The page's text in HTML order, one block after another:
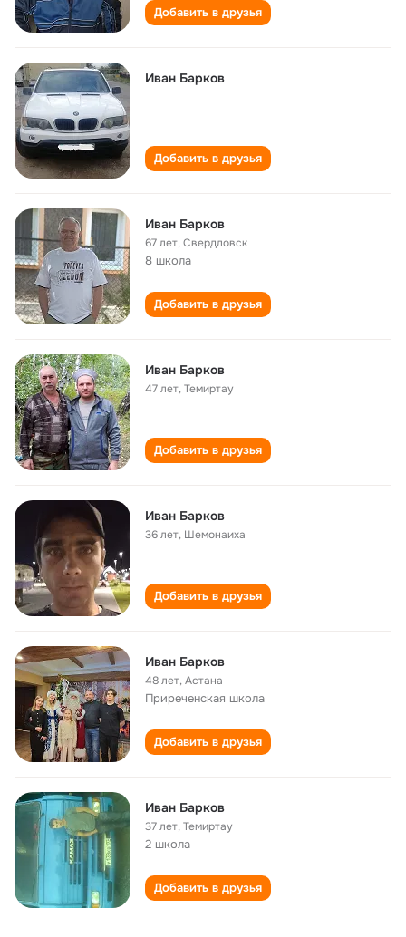
Добавить в друзья
Иван Барков
Добавить в друзья
Иван Барков
67 лет,Свердловск
8 школа
Добавить в друзья
Иван Барков
47 лет,Темиртау
Добавить в друзья
Иван Барков
36 лет, Шемонаиха
Добавить в друзья
Иван Барков
48 лет,Астана
Приреченская школа
Добавить в друзья
Иван Барков
37 лет,Темиртау
2 школа
Добавить в друзья